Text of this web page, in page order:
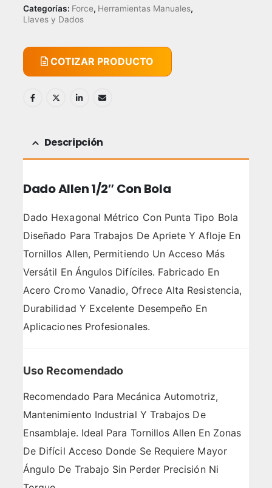
Categorías: Force, Herramientas Manuales,
Llaves y Dados
COTIZAR PRODUCTO
Descripción
Dado Allen 1/2″ Con Bola
Dado Hexagonal Métrico Con Punta Tipo Bola
Diseñado Para Trabajos De Apriete Y Afloje En
Tornillos Allen, Permitiendo Un Acceso Más
Versátil En Ángulos Difíciles. Fabricado En
Acero Cromo Vanadio, Ofrece Alta Resistencia,
Durabilidad Y Excelente Desempeño En
Aplicaciones Profesionales.
Uso Recomendado
Recomendado Para Mecánica Automotriz,
Mantenimiento Industrial Y Trabajos De
Ensamblaje. Ideal Para Tornillos Allen En Zonas
De Difícil Acceso Donde Se Requiere Mayor
Ángulo De Trabajo Sin Perder Precisión Ni